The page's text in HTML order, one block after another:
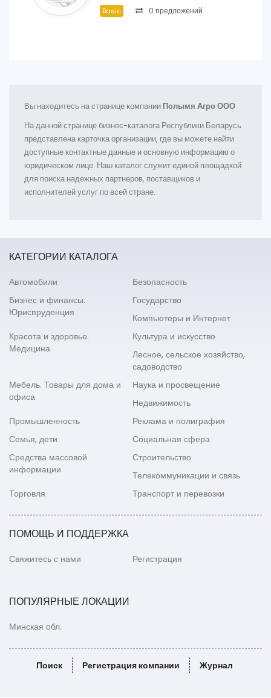
Basic 0 предложений
Вы находитесь на странице компании Полымя Агро ООО
На данной странице бизнес-каталога Республики Беларусь
представлена карточка организации, где вы можете найти
доступные контактные данные и основную информацию о
юридическом лице. Наш каталог служит единой площадкой
для поиска надежных партнеров, поставщиков и
исполнителей услуг по всей стране.
КАТЕГОРИИ КАТАЛОГА
Автомобили
Безопасность
Бизнес и финансы.
Юриспруденция
Государство
Компьютеры и Интернет
Красота и здоровье.
Медицина
Культура и искусство
Лесное, сельское хозяйство,
садоводство
Мебель. Товары для дома и
офиса
Наука и просвещение
Недвижимость
Промышленность
Реклама и полиграфия
Семья, дети
Социальная сфера
Средства массовой
информации
Строительство
Телекоммуникации и связь
Торговля
Транспорт и перевозки
ПОМОЩЬ И ПОДДЕРЖКА
Свяжитесь с нами Регистрация
ПОПУЛЯРНЫЕ ЛОКАЦИИ
Минская обл.
Поиск Регистрация компании Журнал